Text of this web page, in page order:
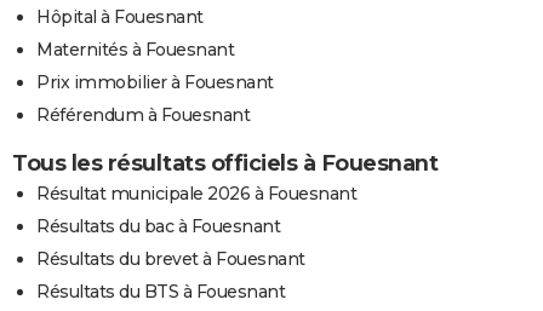
Hôpital à Fouesnant
Maternités à Fouesnant
Prix immobilier à Fouesnant
Référendum à Fouesnant
Tous les résultats officiels à Fouesnant
Résultat municipale 2026 à Fouesnant
Résultats du bac à Fouesnant
Résultats du brevet à Fouesnant
Résultats du BTS à Fouesnant